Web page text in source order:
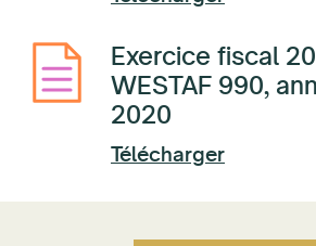
Exercice fiscal
WESTAF 990,
2020
Télécharger